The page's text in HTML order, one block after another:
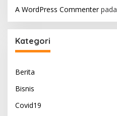
A WordPress Commenterpada
Kategori
Berita
Bisnis
Covid19